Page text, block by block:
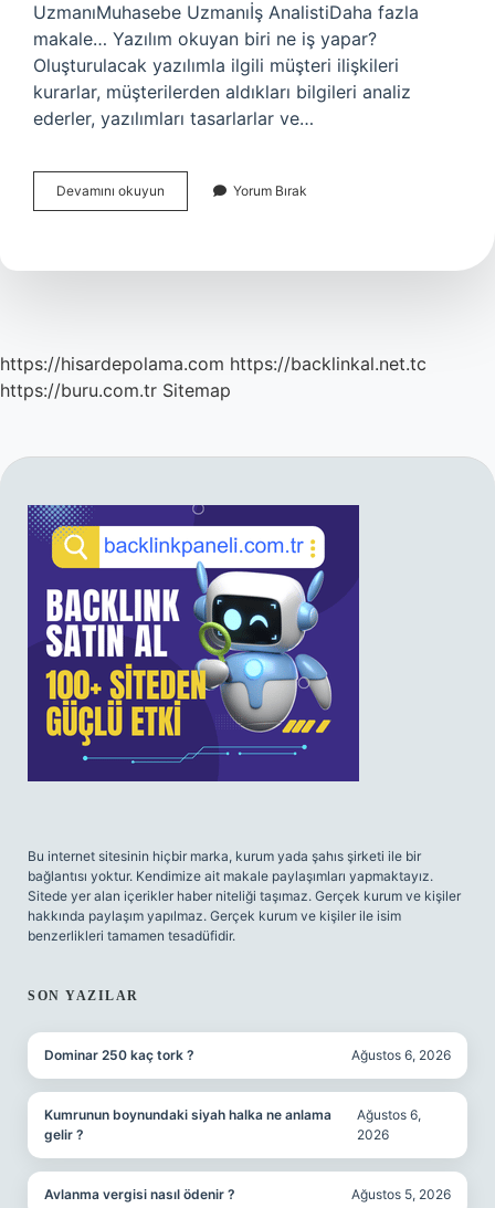
UzmanıMuhasebe Uzmanıİş AnalistiDaha fazla
makale… Yazılım okuyan biri ne iş yapar?
Oluşturulacak yazılımla ilgili müşteri ilişkileri
kurarlar, müşterilerden aldıkları bilgileri analiz
ederler, yazılımları tasarlarlar ve…
Devamını okuyun Yazılımda
Hangi
Yorum Bırak
https://hisardepolama.com https://backlinkal.net.tc
https://buru.com.tr Sitemap
SIDEBAR
Bu internet sitesinin hiçbir marka, kurum yada şahıs şirketi ile bir
bağlantısı yoktur. Kendimize ait makale paylaşımları yapmaktayız.
Sitede yer alan içerikler haber niteliği taşımaz. Gerçek kurum ve kişiler
hakkında paylaşım yapılmaz. Gerçek kurum ve kişiler ile isim
benzerlikleri tamamen tesadüfidir.
SON YAZILAR
Dominar 250 kaç tork ? Ağustos 6, 2026
Kumrunun boynundaki siyah halka ne anlama
gelir ?
Ağustos 6,
2026
Avlanma vergisi nasıl ödenir ? Ağustos 5, 2026